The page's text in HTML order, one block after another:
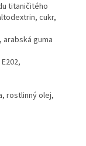
titaničitého
cukr,
guma
rostlinný olej,